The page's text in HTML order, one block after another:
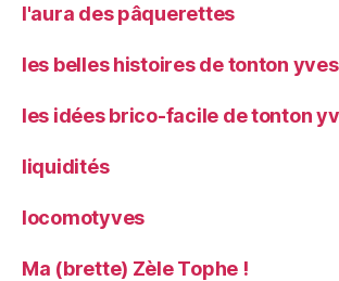
l'aura des pâquerettes
les belles histoires de tonton yves
les idées brico-facile de tonton
liquidités
locomotyves
Ma (brette) Zèle Tophe !